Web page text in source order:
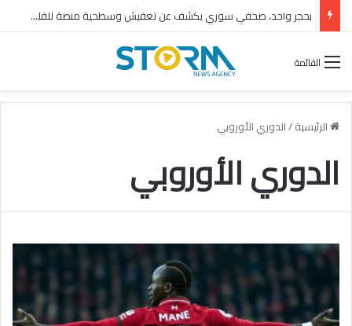
بحجر واحد، صحفي سوري يكشف عن تعفيش وسطحية منصة للفلول
القائمة
الرئيسية/الدوري الأوروبي
الدوري الأوروبي